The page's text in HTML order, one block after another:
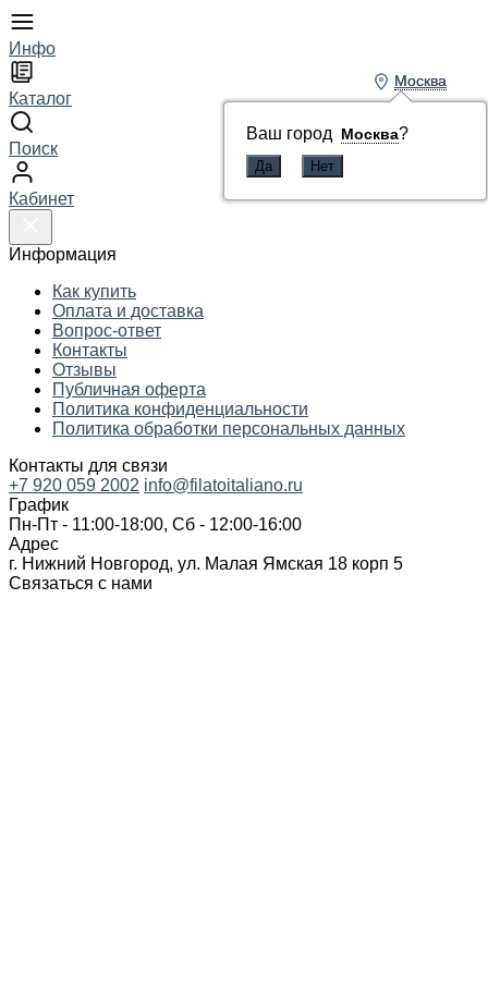
Инфо
Каталог
Поиск
Кабинет
Информация
Как купить
Оплата и доставка
Вопрос-ответ
Контакты
Отзывы
Публичная оферта
Политика конфиденциальности
Политика обработки персональных данных
Контакты для связи
Москва
Ваш город Москва?
+7 920 059 2002 info@filatoitaliano.ru
График
Пн-Пт - 11:00-18:00, Сб - 12:00-16:00
Адрес
г. Нижний Новгород, ул. Малая Ямская 18 корп 5
Связаться с нами
Москва
Ваш город Москва?